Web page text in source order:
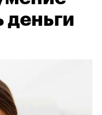
деньги